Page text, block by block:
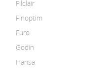
Filclair
Finoptim
Furo
Godin
Hansa